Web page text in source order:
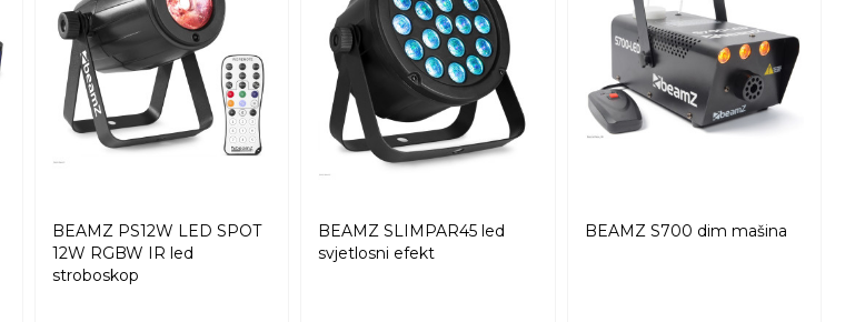
BEAMZ PS12W LED SPOT
12W RGBW IR led
stroboskop
BEAMZ SLIMPAR45 led
svjetlosni efekt
BEAMZ S700 dim mašina